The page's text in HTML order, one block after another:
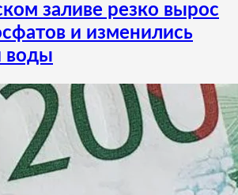
заливе резко вырос
и изменились
воды